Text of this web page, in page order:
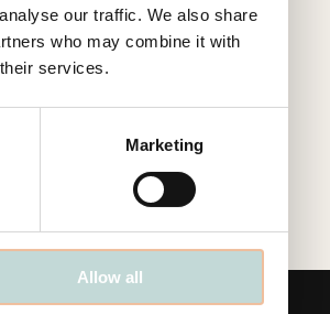
our traffic. We also share
who may combine it with
services.
Marketing
Allow all